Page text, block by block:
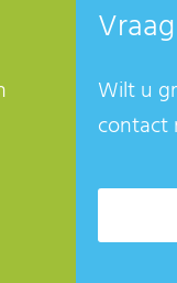
Wilt u
contact